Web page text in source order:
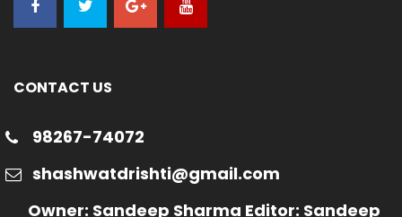
CONTACT US
98267-74072
shashwatdrishti@gmail.com
Owner: Sandeep Sharma Editor: Sandeep